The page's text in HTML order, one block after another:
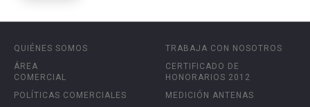
QUIÉNES SOMOS
ÁREA
COMERCIAL
POLÍTICAS COMERCIALES
TRABAJA CON NOSOTROS
CERTIFICADO DE
HONORARIOS 2012
MEDICIÓN ANTENAS